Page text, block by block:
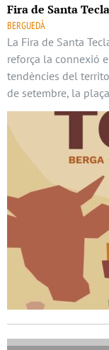
Fira de Santa
BERGUEDÀ
La Fira de Santa
reforça la connexió
tendències del
de setembre, la